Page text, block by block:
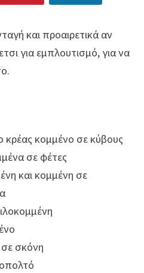
και προαιρετικά αν
για εμπλουτισμό, για να
κρέας κομμένο σε κύβους
σε φέτες
και κομμένη σε
σκόνη